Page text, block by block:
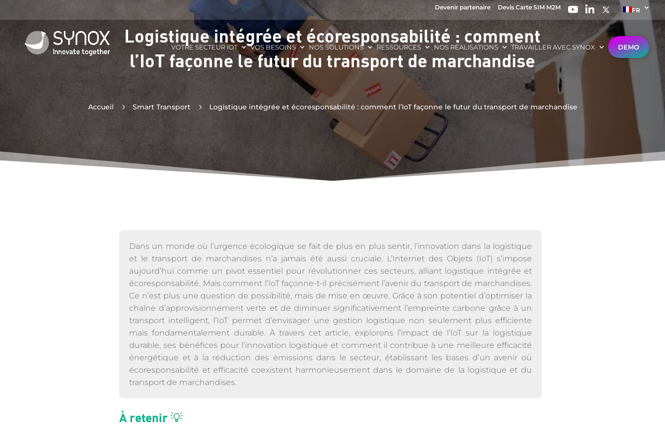
Devenir partenaire Devis Carte SIM M2M FR
VOTRE SECTEUR IOT VOS BESOINS NOS SOLUTIONS RESSOURCES NOS RÉALISATIONS TRAVAILLER AVEC SYNOX DEMO
Logistique intégrée et écoresponsabilité : comment
l’IoT façonne le futur du transport de marchandise
Accueil 5 Smart Transport 5 Logistique intégrée et écoresponsabilité : comment l’IoT façonne le futur du transport de marchandise
Dans un monde où l’urgence écologique se fait de plus en plus sentir, l’innovation dans la logistique
et le transport de marchandises n’a jamais été aussi cruciale. L’Internet des Objets (IoT) s’impose
aujourd’hui comme un pivot essentiel pour révolutionner ces secteurs, alliant logistique intégrée et
écoresponsabilité. Mais comment l’IoT façonne-t-il précisément l’avenir du transport de marchandises.
Ce n’est plus une question de possibilité, mais de mise en œuvre. Grâce à son potentiel d’optimiser la
chaîne d’approvisionnement verte et de diminuer significativement l’empreinte carbone grâce à un
transport intelligent, l’IoT permet d’envisager une gestion logistique non seulement plus efficiente
mais fondamentalement durable. À travers cet article, explorons l’impact de l’IoT sur la logistique
durable, ses bénéfices pour l’innovation logistique et comment il contribue à une meilleure efficacité
énergétique et à la réduction des émissions dans le secteur, établissant les bases d’un avenir où
écoresponsabilité et efficacité coexistent harmonieusement dans le domaine de la logistique et du
transport de marchandises.
À retenir 💡